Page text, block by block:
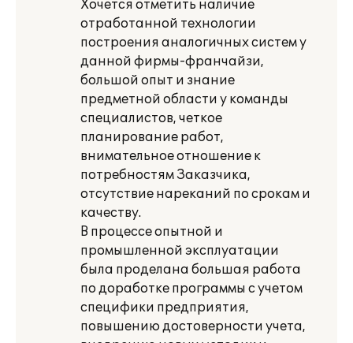
Хочется отметить наличие
отработанной технологии
построения аналогичных систем у
данной фирмы-франчайзи,
большой опыт и знание
предметной области у команды
специалистов, четкое
планирование работ,
внимательное отношение к
потребностям Заказчика,
отсутствие нареканий по срокам и
качеству.
В процессе опытной и
промышленной эксплуатации
была проделана большая работа
по доработке программы с учетом
специфики предприятия,
повышению достоверности учета,